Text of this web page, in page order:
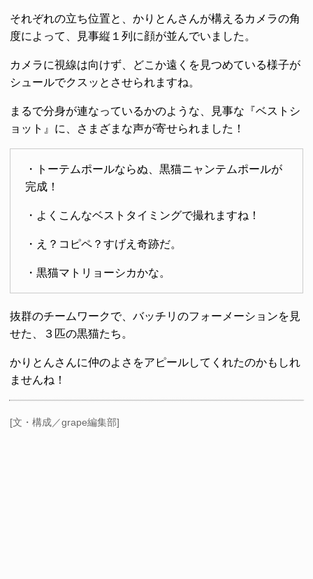
それぞれの立ち位置と、かりとんさんが構えるカメラの角
度によって、見事縦１列に顔が並んでいました。
カメラに視線は向けず、どこか遠くを見つめている様子が
シュールでクスッとさせられますね。
まるで分身が連なっているかのような、見事な『ベストシ
ョット』に、さまざまな声が寄せられました！
・トーテムポールならぬ、黒猫ニャンテムポールが
完成！
・よくこんなベストタイミングで撮れますね！
・え？コピペ？すげえ奇跡だ。
・黒猫マトリョーシカかな。
抜群のチームワークで、バッチリのフォーメーションを見
せた、３匹の黒猫たち。
かりとんさんに仲のよさをアピールしてくれたのかもしれ
ませんね！
[文・構成／grape編集部]